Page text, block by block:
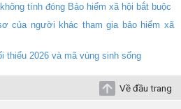
tính đóng Bảo hiểm xã hội bắt buộc
của người khác tham gia bảo hiểm xã
thiểu 2026 và mã vùng sinh sống
Về đầu trang